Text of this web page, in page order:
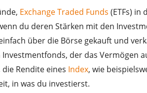
Exchange Traded Funds (ETFs) in
du deren Stärken mit den
über die Börse gekauft und
der das Vermögen
die Rendite eines Index, wie
in was du investierst.